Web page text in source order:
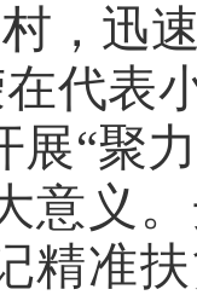
，迅
代表
展“聚
意义
精准